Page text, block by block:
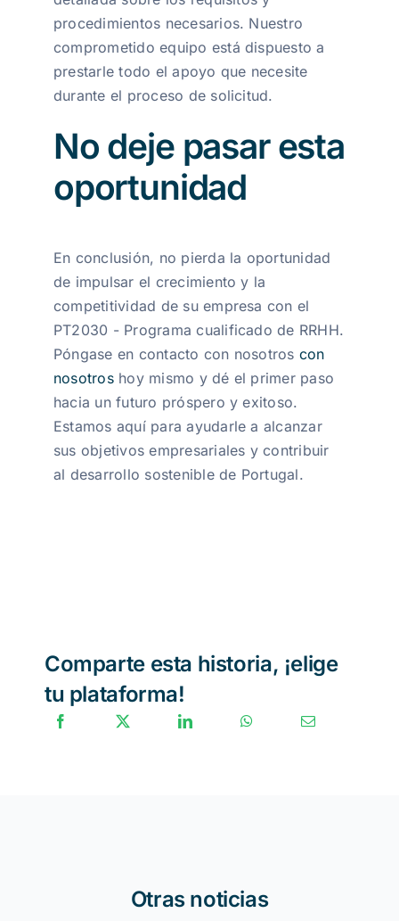
procedimientos necesarios. Nuestro
comprometido equipo está dispuesto a
prestarle todo el apoyo que necesite
durante el proceso de solicitud.
No deje pasar esta
oportunidad
En conclusión, no pierda la oportunidad
de impulsar el crecimiento y la
competitividad de su empresa con el
PT2030 - Programa cualificado de RRHH.
Póngase en contacto con nosotros con
nosotroshoy mismo y dé el primer paso
hacia un futuro próspero y exitoso.
Estamos aquí para ayudarle a alcanzar
sus objetivos empresariales y contribuir
al desarrollo sostenible de Portugal.
Comparte esta historia, ¡elige
tu plataforma!
Otras noticias